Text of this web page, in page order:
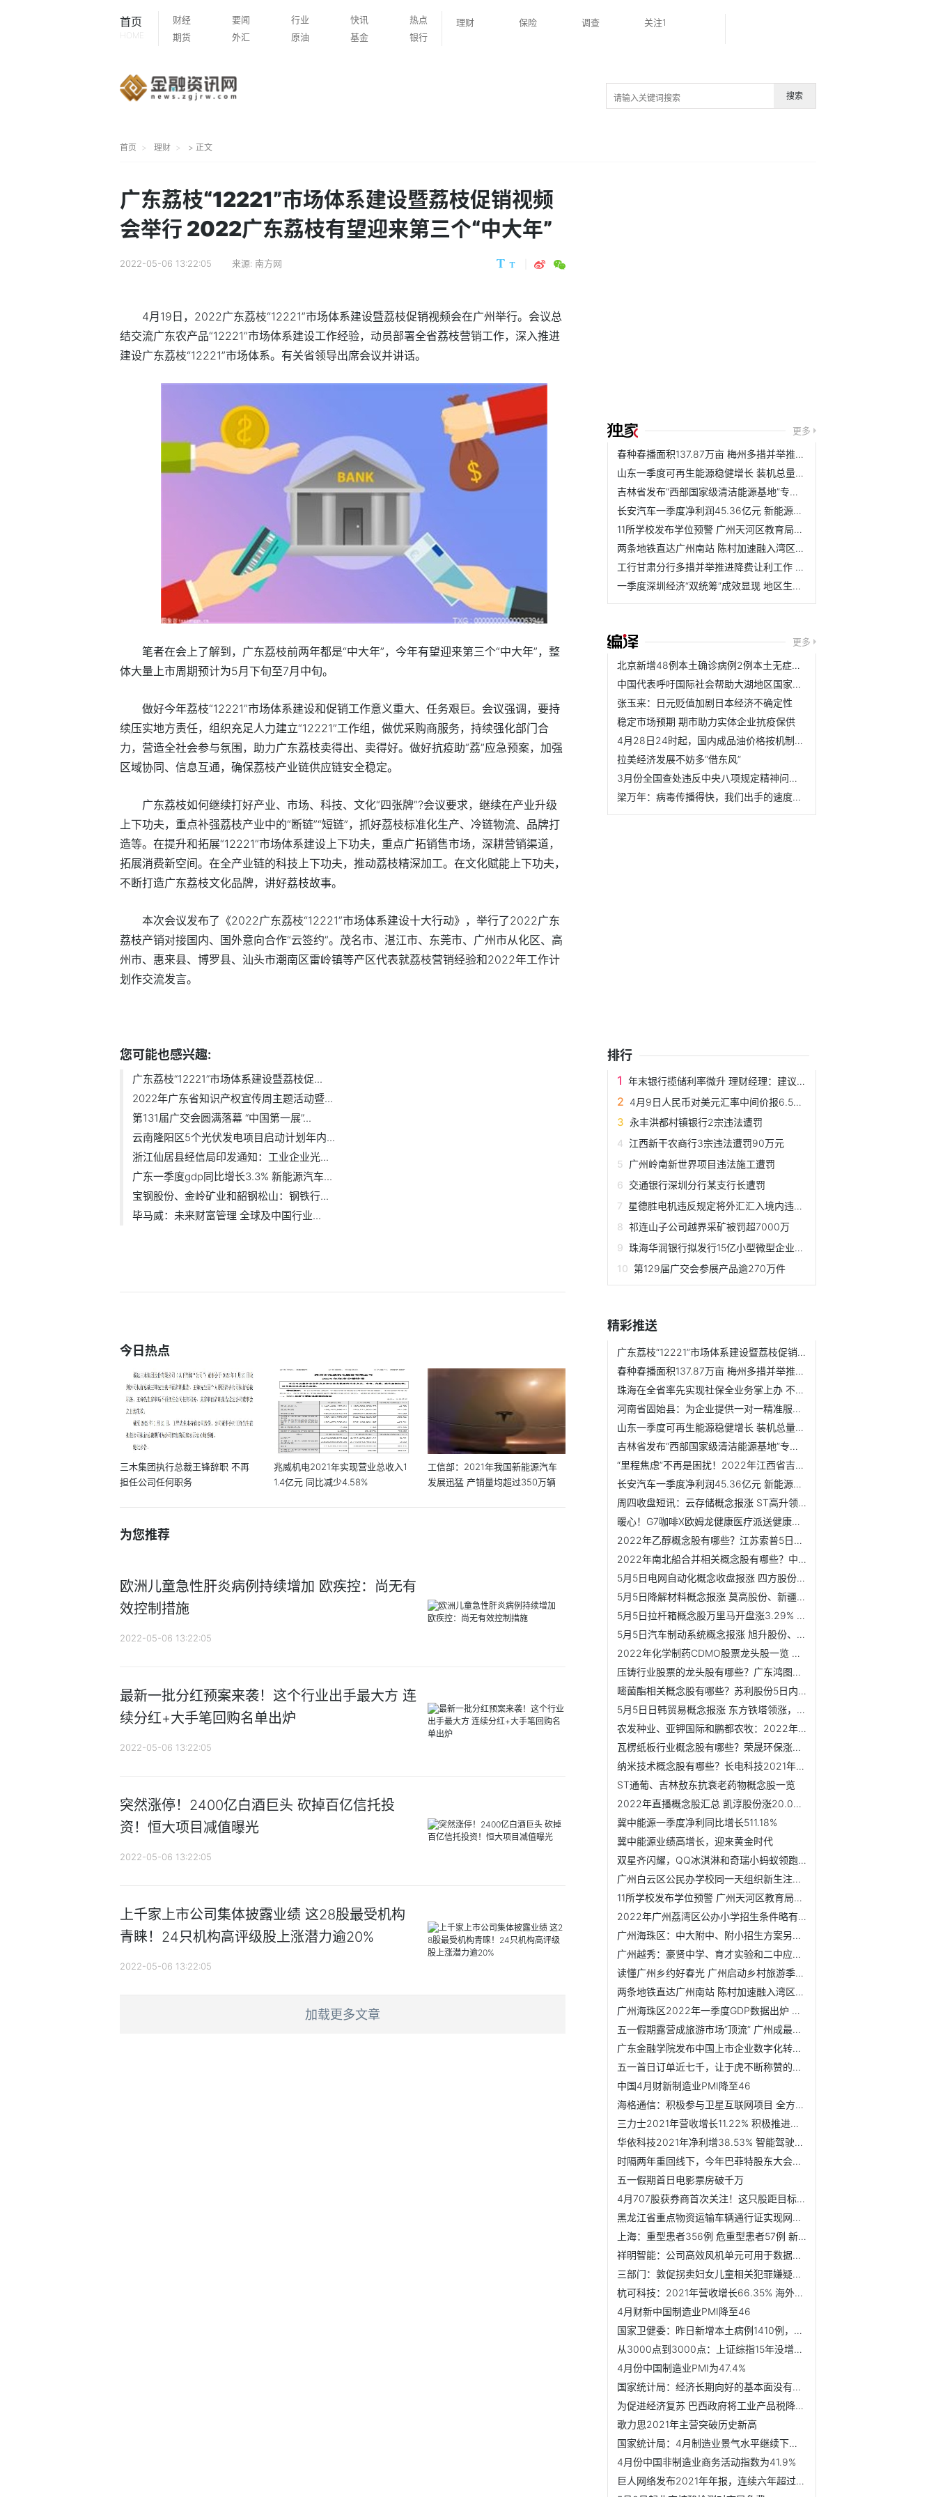
首页
HOME
财经 要闻 行业 快讯
热点
期货
外汇 原油 基金 银行
理财 保险 调查 关注1
搜索
首页 理财 > 正文
广东荔枝“12221”市场体系建设暨荔枝促销视频
会举行 2022广东荔枝有望迎来第三个“中大年”
2022-05-06 13:22:05 来源: 南方网
4月19日，2022广东荔枝“12221”市场体系建设暨荔枝促销视频会在广州举行。会议总
结交流广东农产品“12221”市场体系建设工作经验，动员部署全省荔枝营销工作，深入推进
建设广东荔枝“12221”市场体系。有关省领导出席会议并讲话。
笔者在会上了解到，广东荔枝前两年都是“中大年”，今年有望迎来第三个“中大年”，整
体大量上市周期预计为5月下旬至7月中旬。
做好今年荔枝“12221”市场体系建设和促销工作意义重大、任务艰巨。会议强调，要持
续压实地方责任，组织充足人力建立“12221”工作组，做优采购商服务，持续强化部门合
力，营造全社会参与氛围，助力广东荔枝卖得出、卖得好。做好抗疫助“荔”应急预案，加强
区域协同、信息互通，确保荔枝产业链供应链安全稳定。
广东荔枝如何继续打好产业、市场、科技、文化“四张牌”?会议要求，继续在产业升级
上下功夫，重点补强荔枝产业中的“断链”“短链”，抓好荔枝标准化生产、冷链物流、品牌打
造等。在提升和拓展“12221”市场体系建设上下功夫，重点广拓销售市场，深耕营销渠道，
拓展消费新空间。在全产业链的科技上下功夫，推动荔枝精深加工。在文化赋能上下功夫，
不断打造广东荔枝文化品牌，讲好荔枝故事。
本次会议发布了《2022广东荔枝“12221”市场体系建设十大行动》，举行了2022广东
荔枝产销对接国内、国外意向合作“云签约”。茂名市、湛江市、东莞市、广州市从化区、高
州市、惠来县、博罗县、汕头市潮南区雷岭镇等产区代表就荔枝营销经验和2022年工作计
划作交流发言。
您可能也感兴趣:
广东荔枝“12221”市场体系建设暨荔枝促...
2022年广东省知识产权宣传周主题活动暨...
第131届广交会圆满落幕 “中国第一展”...
云南隆阳区5个光伏发电项目启动计划年内...
浙江仙居县经信局印发通知：工业企业光...
广东一季度gdp同比增长3.3% 新能源汽车...
宝钢股份、金岭矿业和韶钢松山：钢铁行...
毕马威：未来财富管理 全球及中国行业...
今日热点
三木集团执行总裁王锋辞职 不再
担任公司任何职务
兆威机电2021年实现营业总收入1
1.4亿元 同比减少4.58%
工信部：2021年我国新能源汽车
发展迅猛 产销量均超过350万辆
为您推荐
欧洲儿童急性肝炎病例持续增加 欧疾控：尚无有
效控制措施
2022-05-06 13:22:05
最新一批分红预案来袭！这个行业出手最大方 连
续分红+大手笔回购名单出炉
2022-05-06 13:22:05
突然涨停！2400亿白酒巨头 砍掉百亿信托投
资！恒大项目减值曝光
2022-05-06 13:22:05
上千家上市公司集体披露业绩 这28股最受机构
青睐！24只机构高评级股上涨潜力逾20%
2022-05-06 13:22:05
加载更多文章
更多
春种春播面积137.87万亩 梅州多措并举推进春耕生产
山东一季度可再生能源稳健增长 装机总量突破6000万千瓦
吉林省发布“西部国家级清洁能源基地”专项规划 有关内容解...
长安汽车一季度净利润45.36亿元 新能源激活新动能
11所学校发布学位预警 广州天河区教育局发布细则
两条地铁直达广州南站 陈村加速融入湾区半小时交通圈
工行甘肃分行多措并举推进降费让利工作 支付降费见实效助力...
一季度深圳经济“双统筹”成效显现 地区生产总值为7064.61亿元
更多
北京新增48例本土确诊病例2例本土无症状感染者
中国代表呼吁国际社会帮助大湖地区国家应对挑战
张玉来：日元贬值加剧日本经济不确定性
稳定市场预期 期市助力实体企业抗疫保供
4月28日24时起，国内成品油价格按机制上调
拉美经济发展不妨多“借东风”
3月份全国查处违反中央八项规定精神问题6210起
梁万年：病毒传播得快，我们出手的速度更快！
排行
年末银行揽储利率微升 理财经理：建议“锁定利率”
4月9日人民币对美元汇率中间价报6.5409元
永丰洪都村镇银行2宗违法遭罚
江西新干农商行3宗违法遭罚90万元
广州岭南新世界项目违法施工遭罚
交通银行深圳分行某支行长遭罚
星德胜电机违反规定将外汇汇入境内违法遭罚226万元
祁连山子公司越界采矿被罚超7000万
珠海华润银行拟发行15亿小型微型企业贷款专项金融债券
第129届广交会参展产品逾270万件
精彩推送
广东荔枝“12221”市场体系建设暨荔枝促销视频会举行 2022广...
春种春播面积137.87万亩 梅州多措并举推进春耕生产
珠海在全省率先实现社保全业务掌上办 不用跑腿即可在手机上...
河南省固始县：为企业提供一对一精准服务 全力确保组合式税...
山东一季度可再生能源稳健增长 装机总量突破6000万千瓦
吉林省发布“西部国家级清洁能源基地”专项规划 有关内容解...
“里程焦虑”不再是困扰！2022年江西省吉安市计划新建32个新...
长安汽车一季度净利润45.36亿元 新能源激活新动能
周四收盘短讯：云存储概念报涨 ST高升领涨
暖心！G7咖啡X欧姆龙健康医疗派送健康能量包，助力医护人员抗疫！
2022年乙醇概念股有哪些？江苏索普5日内股价上涨9.36%
2022年南北船合并相关概念股有哪些？中船防务2021年第四季度...
5月5日电网自动化概念收盘报涨 四方股份、长园集团领涨
5月5日降解材料概念报涨 莫高股份、新疆天业和国立科技等领涨
5月5日拉杆箱概念股万里马开盘涨3.29% 市值超22亿
5月5日汽车制动系统概念报涨 旭升股份、爱柯迪和中航电测等领涨
2022年化学制药CDMO股票龙头股一览 凯莱英3日内股价上涨2.12%
压铸行业股票的龙头股有哪些？广东鸿图近5日股价上涨15.26%
嘧菌酯相关概念股有哪些？苏利股份5日内股价上涨19.87%
5月5日日韩贸易概念报涨 东方铁塔领涨，澳柯玛领涨
农发种业、亚钾国际和鹏都农牧：2022年农业概念股一览
瓦楞纸板行业概念股有哪些？荣晟环保涨0.89%
纳米技术概念股有哪些？长电科技2021年营收305.02亿
ST通葡、吉林敖东抗衰老药物概念股一览
2022年直播概念股汇总 凯淳股份涨20.02%
冀中能源一季度净利同比增长511.18%
冀中能源业绩高增长，迎来黄金时代
双星齐闪耀，QQ冰淇淋和奇瑞小蚂蚁领跑五一天猫汽车品类销量
广州白云区公民办学校同一天组织新生注册 公办初中无需网上报名
11所学校发布学位预警 广州天河区教育局发布细则
2022年广州荔湾区公办小学招生条件略有调整
广州海珠区：中大附中、附小招生方案另行公布
广州越秀：豪贤中学、育才实验和二中应元 2022年起停止招生
读懂广州乡约好春光 广州启动乡村旅游季活动
两条地铁直达广州南站 陈村加速融入湾区半小时交通圈
广州海珠区2022年一季度GDP数据出炉 同比增长4.1%
五一假期露营成旅游市场“顶流” 广州成最热目的地
广东金融学院发布中国上市企业数字化转型指数 展示了数字经...
五一首日订单近七千，让于虎不断称赞的明星级小车究竟是？
中国4月财新制造业PMI降至46
海格通信：积极参与卫星互联网项目 全方位布局卫星通信领域
三力士2021年营收增长11.22% 积极推进智能化转型
华依科技2021年净利增38.53% 智能驾驶板块产品完成测试验证
时隔两年重回线下，今年巴菲特股东大会有哪些看点？
五一假期首日电影票房破千万
4月707股获券商首次关注！这只股距目标价还有37%上涨空间
黑龙江省重点物资运输车辆通行证实现网上办理
上海：重型患者356例 危重型患者57例 新增本土死亡病例47例
祥明智能：公司高效风机单元可用于数据中心设备
三部门：敦促拐卖妇女儿童相关犯罪嫌疑人投案自首
杭可科技：2021年营收增长66.35% 海外布局顺利加速业绩增长
4月财新中国制造业PMI降至46
国家卫健委：昨日新增本土病例1410例，本土无症状感染者9293例
从3000点到3000点：上证综指15年没增长吗？
4月份中国制造业PMI为47.4%
国家统计局：经济长期向好的基本面没有改变
为促进经济复苏 巴西政府将工业产品税降低35%
歌力思2021年主营突破历史新高
国家统计局：4月制造业景气水平继续下行 部分行业运行相对稳定
4月份中国非制造业商务活动指数为41.9%
巨人网络发布2021年年报，连续六年超过年利润30%现金分红